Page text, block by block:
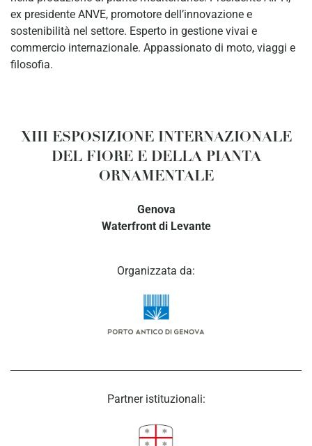
ex presidente ANVE, promotore dell’innovazione e
sostenibilità nel settore. Esperto in gestione vivai e
commercio internazionale. Appassionato di moto, viaggi e
filosofia.
XIII ESPOSIZIONE INTERNAZIONALE
DEL FIORE E DELLA PIANTA
ORNAMENTALE
Genova
Waterfront di Levante
Organizzata da:
Partner istituzionali: